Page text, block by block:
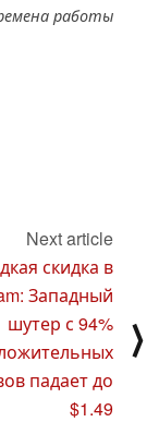
работы
Next article
скидка в
Западный
шутер с 94%
падает до
$1.49
⟩